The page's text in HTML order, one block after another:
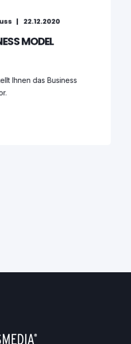
22.12.2020
MODEL
Ihnen das Business